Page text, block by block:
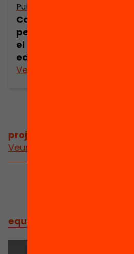
Publicació
Competències
per a la vida en
el lleure
educatiu
Veure’n més
projectes
Veure més projectes
equip